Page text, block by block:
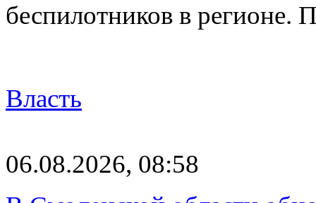
беспилотников в регионе.
Власть
06.08.2026, 08:58